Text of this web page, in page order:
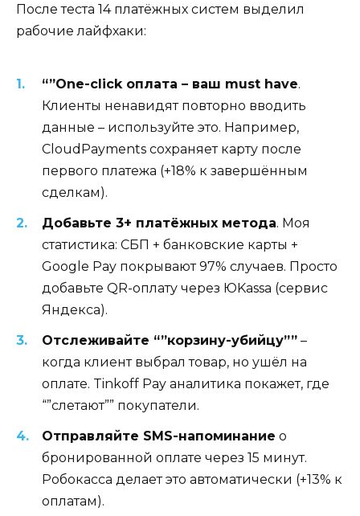
После теста 14 платёжных систем выделил
рабочие лайфхаки:
“”One-click оплата – ваш must have.
Клиенты ненавидят повторно вводить
данные – используйте это. Например,
CloudPayments сохраняет карту после
первого платежа (+18% к завершённым
сделкам).
Добавьте 3+ платёжных метода. Моя
статистика: СБП + банковские карты +
Google Pay покрывают 97% случаев. Просто
добавьте QR-оплату через ЮKassa (сервис
Яндекса).
Отслеживайте “”корзину-убийцу”” –
когда клиент выбрал товар, но ушёл на
оплате. Tinkoff Pay аналитика покажет, где
“”слетают”” покупатели.
Отправляйте SMS-напоминание о
бронированной оплате через 15 минут.
Робокасса делает это автоматически (+13% к
оплатам).